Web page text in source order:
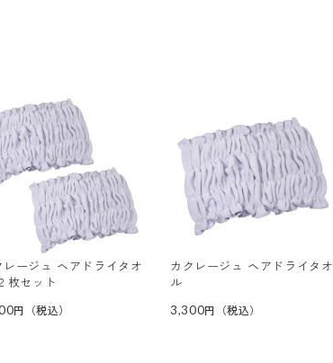
レージュ ヘアドライタオ
枚セット
カクレージュ ヘアドライタオ
ル
3,300